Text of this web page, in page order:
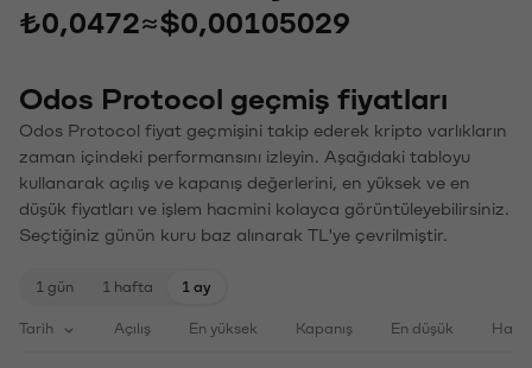
₺0,0472≈$0,00105029
Odos Protocol geçmiş fiyatları
Odos Protocol fiyat geçmişini takip ederek kripto varlıkların
zaman içindeki performansını izleyin. Aşağıdaki tabloyu
kullanarak açılış ve kapanış değerlerini, en yüksek ve en
düşük fiyatları ve işlem hacmini kolayca görüntüleyebilirsiniz.
Seçtiğiniz günün kuru baz alınarak TL'ye çevrilmiştir.
1 gün 1 hafta 1 ay
Tarih Açılış En yüksek Kapanış En düşük